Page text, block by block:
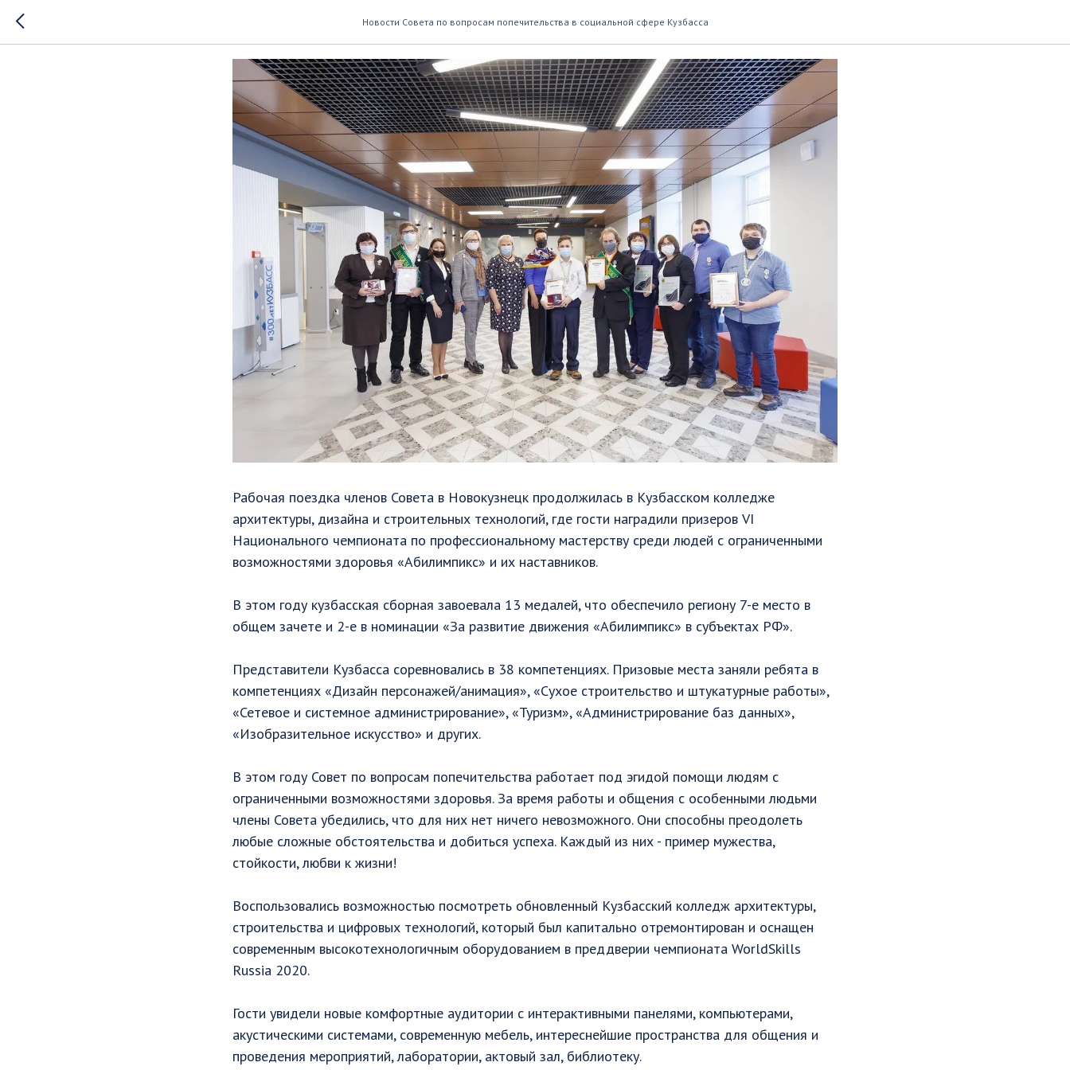
Новости Совета по вопросам попечительства в социальной сфере Кузбасса
Будущее нашей страны
Рабочая поездка членов Совета в Новокузнецк продолжилась в Кузбасском колледже
архитектуры, дизайна и строительных технологий, где гости наградили призеров VI
Национального чемпионата по профессиональному мастерству среди людей с ограниченными
возможностями здоровья «Абилимпикс» и их наставников.
В этом году кузбасская сборная завоевала 13 медалей, что обеспечило региону 7-е место в
общем зачете и 2-е в номинации «За развитие движения «Абилимпикс» в субъектах РФ».
Представители Кузбасса соревновались в 38 компетенциях. Призовые места заняли ребята в
компетенциях «Дизайн персонажей/анимация», «Сухое строительство и штукатурные работы»,
«Сетевое и системное администрирование», «Туризм», «Администрирование баз данных»,
«Изобразительное искусство» и других.
В этом году Совет по вопросам попечительства работает под эгидой помощи людям с
ограниченными возможностями здоровья. За время работы и общения с особенными людьми
члены Совета убедились, что для них нет ничего невозможного. Они способны преодолеть
любые сложные обстоятельства и добиться успеха. Каждый из них - пример мужества,
стойкости, любви к жизни!
Воспользовались возможностью посмотреть обновленный Кузбасский колледж архитектуры,
строительства и цифровых технологий, который был капитально отремонтирован и оснащен
современным высокотехнологичным оборудованием в преддверии чемпионата WorldSkills
Russia 2020.
Гости увидели новые комфортные аудитории с интерактивными панелями, компьютерами,
акустическими системами, современную мебель, интереснейшие пространства для общения и
проведения мероприятий, лаборатории, актовый зал, библиотеку.